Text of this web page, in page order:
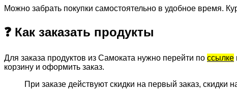
Можно забрать покупки самостоятельно в удобное время.
❓ Как заказать продукты
Для заказа продуктов из Самоката нужно перейти по ссылке
корзину и оформить заказ.
При заказе действуют скидки на первый заказ, скидки